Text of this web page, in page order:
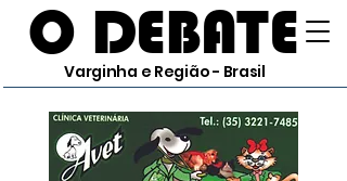
O DEBATE
Varginha e Região - Brasil